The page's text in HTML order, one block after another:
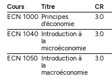
Cours
Titre
CR
ECN 1000 Principes
d'économie
3.0
ECN 1040
Introduction à
la
microéconomie
3.0
ECN 1050
Introduction à
la
macroéconomie
3.0